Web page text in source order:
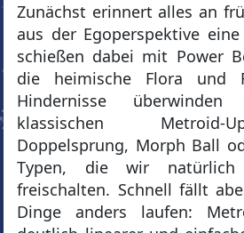
Zunächst erinnert alles an
aus der Egoperspektive
schießen dabei mit Power
die heimische Flora und
Hindernisse
klassischen Metroid-
Doppelsprung, Morph Ball
Typen, die wir natürlich
freischalten. Schnell fällt
Dinge anders laufen: